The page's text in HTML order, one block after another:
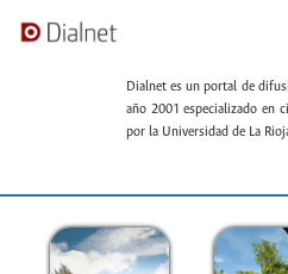
Dialnet es un portal de
año 2001 especializado en
por la Universidad de La